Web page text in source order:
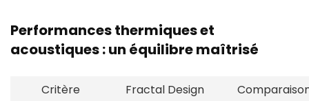
Performances thermiques et
acoustiques : un équilibre maîtrisé
Critère
Fractal Design